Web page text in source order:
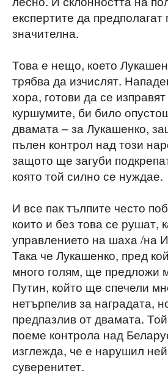
експертите да
значителна.
Това е нещо, което
трябва да изчислят.
хора, готови да се
куршумите, би било
двамата – за Лукашенко,
пълен контрол над този
защото ще загуби
която той силно се нуждае.
И все пак тълпите често
които и без това се рушат,
управлението на шаха /на
Така че Лукашенко, пред
много голям, ще предложи
Путин, който ще спечели
нетърпелив за наградата,
предпазлив от двамата.
поеме контрола над
изглежда, че е нарушил
суверенитет.